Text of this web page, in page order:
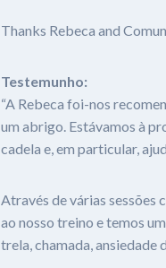
Thanks Rebeca and
Testemunho:
“A Rebeca foi-nos
um abrigo. Estávamos à
cadela e, em particular,
Através de várias sessões
ao nosso treino e temos
trela, chamada, ansiedade